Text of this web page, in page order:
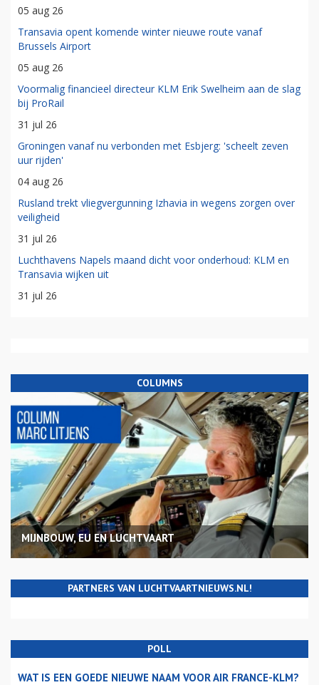
05 aug 26
Transavia opent komende winter nieuwe route vanaf
Brussels Airport
05 aug 26
Voormalig financieel directeur KLM Erik Swelheim aan de slag
bij ProRail
31 jul 26
Groningen vanaf nu verbonden met Esbjerg: 'scheelt zeven
uur rijden'
04 aug 26
Rusland trekt vliegvergunning Izhavia in wegens zorgen over
veiligheid
31 jul 26
Luchthavens Napels maand dicht voor onderhoud: KLM en
Transavia wijken uit
31 jul 26
COLUMNS
MIJNBOUW, EU EN LUCHTVAART
PARTNERS VAN LUCHTVAARTNIEUWS.NL!
POLL
WAT IS EEN GOEDE NIEUWE NAAM VOOR AIR FRANCE-KLM?